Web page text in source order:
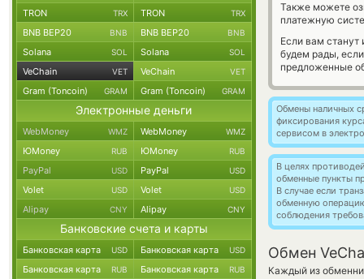
Также можете
платежную
Если вам
будем рады,
предложенные
Обмены наличных
фиксирования
сервисом в
В целях
обменные пункты
В случае если
обменную
соблюдения
Обмен
Каждый из
TRON TRX TRON TRX
BNB BEP20 BNB BNB BEP20 BNB
Solana SOL Solana SOL
VeChain VET VeChain VET
Gram (Toncoin) GRAM Gram (Toncoin) GRAM
Электронные деньги
WebMoney WMZ WebMoney WMZ
ЮMoney RUB ЮMoney RUB
PayPal USD PayPal USD
Volet USD Volet USD
Alipay CNY Alipay CNY
Банковские счета и карты
Банковская карта USD Банковская карта USD
Банковская карта RUB Банковская карта RUB